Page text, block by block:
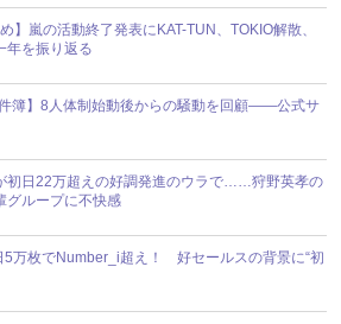
】嵐の活動終了発表にKAT-TUN、TOKIO解散、
を振り返る
簿】8人体制始動後からの騒動を回顧――公式サ
初日22万超えの好調発進のウラで……狩野英孝の
グループに不快感
5万枚でNumber_i超え！ 好セールスの背景に“初